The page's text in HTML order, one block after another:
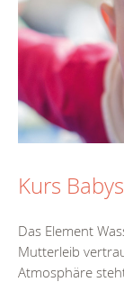
Kurs
Das Element
Mutterleib
Atmosphäre